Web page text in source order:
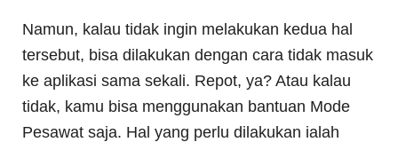
Namun, kalau tidak ingin melakukan kedua hal
tersebut, bisa dilakukan dengan cara tidak masuk
ke aplikasi sama sekali. Repot, ya? Atau kalau
tidak, kamu bisa menggunakan bantuan Mode
Pesawat saja. Hal yang perlu dilakukan ialah